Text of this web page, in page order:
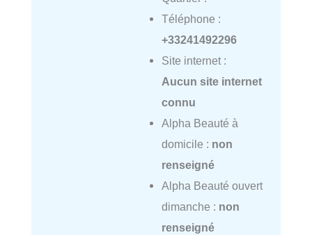
Téléphone :
+33241492296
Site internet :
Aucun site internet
connu
Alpha Beauté à
domicile : non
renseigné
Alpha Beauté ouvert
dimanche : non
renseigné